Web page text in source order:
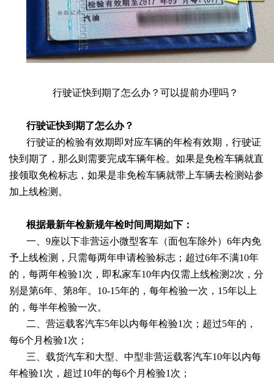
行驶证快到期了怎么办？可以提前办理吗？
行驶证快到期了怎么办？
行驶证的检验有效期即对应车辆的年检有效期，行驶证
快到期了，那么则需要完成车辆年检。如果是免检车辆就直
接领取免检标志，如果是非免检车辆就带上车辆去检测站参
加上线检测。
根据最新年检新规年检时间周期如下：
一、 9座以下非营运小微型客车（面包车除外） 6年内免
予上线检测，只需每两年申请检验标志；超过6年不满10年
的，每两年检验1次，即私家车10年内仅需上线检测2次，分
别是第6年、第8年。10-15年的，每年检验一次，15年以上
的，每半年检验一次。
二、营运载客汽车5年以内每年检验1次；超过5年的，
每6个月检验1次；
三、载货汽车和大型、中型非营运载客汽车10年以内每
年检验1次，超过10年的每6个月检验1次；